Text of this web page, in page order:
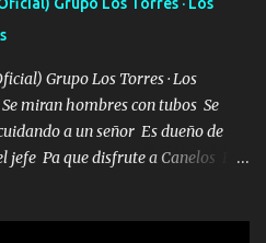
Grupo Los Torres · Los
miran hombres con tubos Se
a un señor Es dueño de
jefe Pa que disfrute a Canelos Es